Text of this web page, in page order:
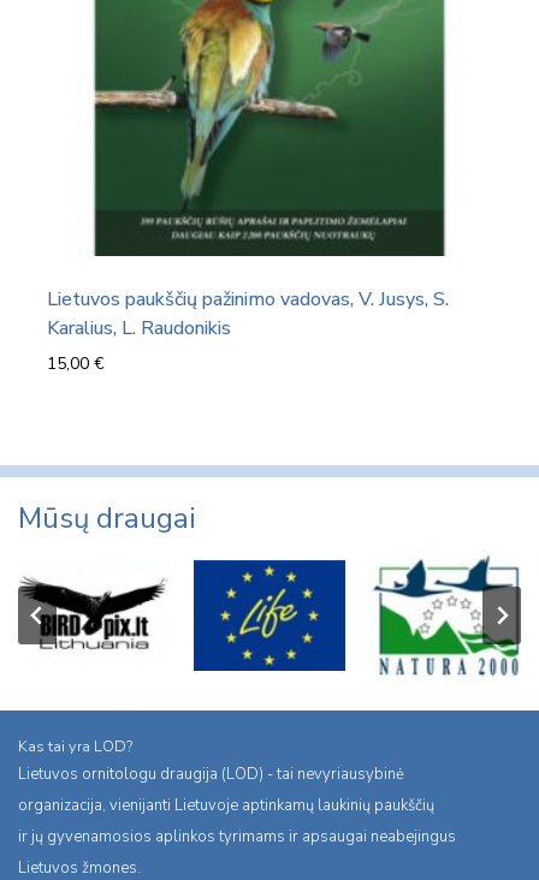
Lietuvos paukščių pažinimo vadovas, V. Jusys, S.
Karalius, L. Raudonikis
15,00 €
Mūsų draugai
Kas tai yra LOD?
Lietuvos ornitologu draugija (LOD) - tai nevyriausybinė
organizacija, vienijanti Lietuvoje aptinkamų laukinių paukščių
ir jų gyvenamosios aplinkos tyrimams ir apsaugai neabejingus
Lietuvos žmones.